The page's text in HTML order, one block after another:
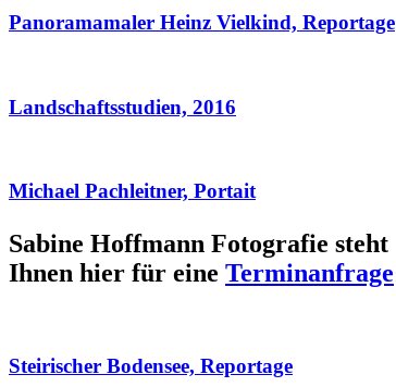
Panoramamaler Heinz Vielkind, Reportage
Landschaftsstudien, 2016
Michael Pachleitner, Portait
Sabine Hoffmann Fotografie steht
Ihnen hier für eine Terminanfrage
Steirischer Bodensee, Reportage